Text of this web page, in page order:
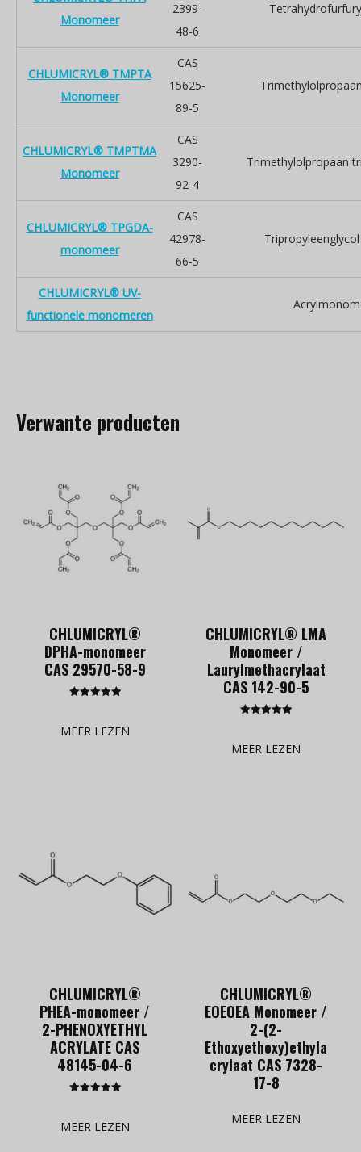
Monomeer
2399-
48-6
CHLUMICRYL® TMPTA
Monomeer
CAS
15625-
89-5
CHLUMICRYL® TMPTMA
Monomeer
CAS
3290-
92-4
Trimethylolpropaan
CHLUMICRYL® TPGDA-
monomeer
CAS
42978-
66-5
CHLUMICRYL® UV-
functionele monomeren
Verwante producten
CHLUMICRYL®
DPHA-monomeer
CAS 29570-58-9
MEER LEZEN
CHLUMICRYL® LMA
Monomeer /
Laurylmethacrylaat
CAS 142-90-5
MEER LEZEN
CHLUMICRYL®
PHEA-monomeer /
2-PHENOXYETHYL
ACRYLATE CAS
48145-04-6
MEER LEZEN
CHLUMICRYL®
EOEOEA Monomeer /
2-(2-
Ethoxyethoxy)ethyla
crylaat CAS 7328-
17-8
MEER LEZEN